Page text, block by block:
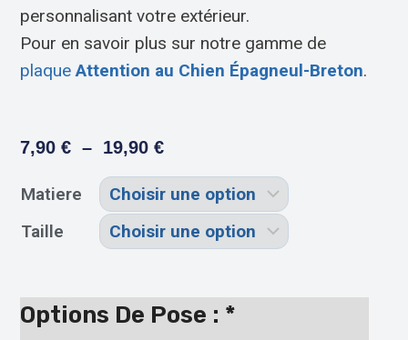
personnalisant votre extérieur.
Pour en savoir plus sur notre gamme de
plaqueAttention au Chien Épagneul-Breton.
7,90€ – 19,90€
Matiere
Taille
Options De Pose : *